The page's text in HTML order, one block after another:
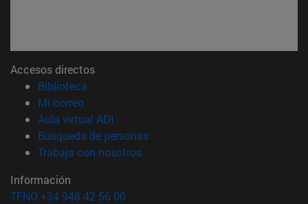
Accesos directos
Biblioteca
Mi correo(abre en nueva ventana)
Aula virtual ADI
Búsqueda de personas(abre en nueva ventana)
Trabaja con nosotros(abre en nueva ventana)
Información
TFNO +34 948 42 56 00